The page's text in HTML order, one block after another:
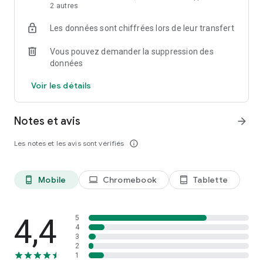
2 autres
Les données sont chiffrées lors de leur transfert
Vous pouvez demander la suppression des
données
Voir les détails
Notes et avis
Les notes et les avis sont vérifiés info_outline
arrow_forward
phone_android Mobile laptop Chromebook tablet_android Tablette
4,4
5
4
3
2
1